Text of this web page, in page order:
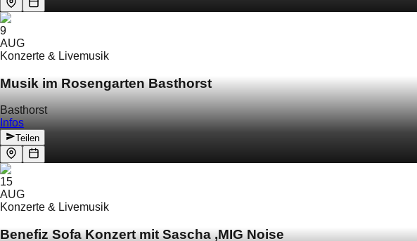
9
AUG
Konzerte & Livemusik
Musik im Rosengarten Basthorst
Basthorst
Infos
Teilen
15
AUG
Konzerte & Livemusik
Benefiz Sofa Konzert mit Sascha ‚MIG Noise